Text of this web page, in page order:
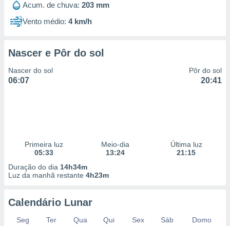
Acum. de chuva: 203 mm
Vento médio: 4 km/h
Nascer e Pôr do sol
Nascer do sol
06:07
Pôr do sol
20:41
Primeira luz
05:33
Meio-dia
13:24
Última luz
21:15
Duração do dia 14h34m
Luz da manhã restante 4h23m
Calendário Lunar
Seg Ter Qua Qui Sex Sáb
Domo